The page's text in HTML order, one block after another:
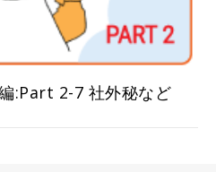
:Part 2-7 社外秘など